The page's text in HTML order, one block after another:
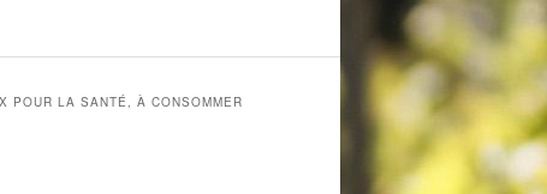
POUR LA SANTÉ, À CONSOMMER